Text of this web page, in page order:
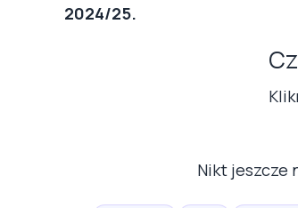
2024/25.
Nikt jeszcze